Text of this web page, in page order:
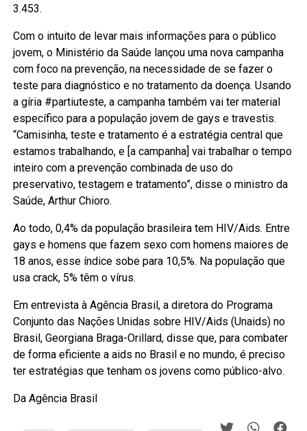
3.453.
Com o intuito de levar mais informações para o público
jovem, o Ministério da Saúde lançou uma nova campanha
com foco na prevenção, na necessidade de se fazer o
teste para diagnóstico e no tratamento da doença. Usando
a gíria #partiuteste, a campanha também vai ter material
específico para a população jovem de gays e travestis.
“Camisinha, teste e tratamento é a estratégia central que
estamos trabalhando, e [a campanha] vai trabalhar o tempo
inteiro com a prevenção combinada de uso do
preservativo, testagem e tratamento”, disse o ministro da
Saúde, Arthur Chioro.
Ao todo, 0,4% da população brasileira tem HIV/Aids. Entre
gays e homens que fazem sexo com homens maiores de
18 anos, esse índice sobe para 10,5%. Na população que
usa crack, 5% têm o vírus.
Em entrevista à Agência Brasil, a diretora do Programa
Conjunto das Nações Unidas sobre HIV/Aids (Unaids) no
Brasil, Georgiana Braga-Orillard, disse que, para combater
de forma eficiente a aids no Brasil e no mundo, é preciso
ter estratégias que tenham os jovens como público-alvo.
Da Agência Brasil